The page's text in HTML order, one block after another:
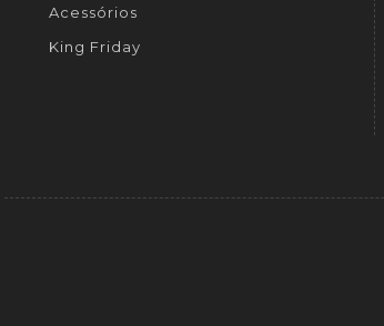
Acessórios
King Friday